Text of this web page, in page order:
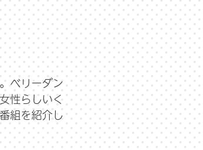
ベリーダン
性らしいく
組を紹介し